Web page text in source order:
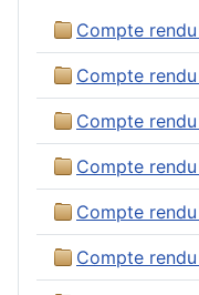
Compte
Compte
Compte
Compte
Compte
Compte